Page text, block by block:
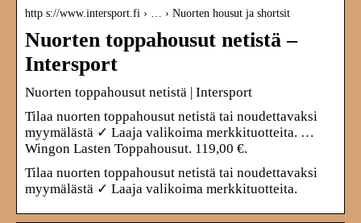
http s://www.intersport.fi › … › Nuorten housut ja shortsit
Nuorten toppahousut netistä –
Intersport
Nuorten toppahousut netistä | Intersport
Tilaa nuorten toppahousut netistä tai noudettavaksi
myymälästä ✓ Laaja valikoima merkkituotteita. …
Wingon Lasten Toppahousut. 119,00 €.
Tilaa nuorten toppahousut netistä tai noudettavaksi
myymälästä ✓ Laaja valikoima merkkituotteita.